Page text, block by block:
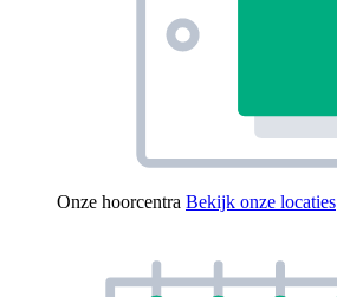
Onze hoorcentra Bekijk onze locaties